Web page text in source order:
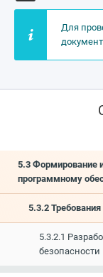
Для
5.3 Формирование
программному
5.3.2
5.3.2.1